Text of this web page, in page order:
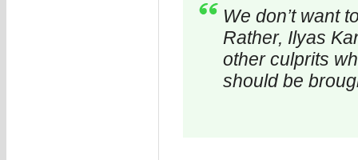
We don’t want
Rather, Ilyas
other culprits
should be